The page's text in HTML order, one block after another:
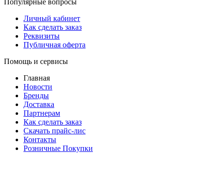
Популярные вопросы
Личный кабинет
Как сделать заказ
Реквизиты
Публичная оферта
Помощь и сервисы
Главная
Новости
Бренды
Доставка
Партнерам
Как сделать заказ
Скачать прайс-лис
Контакты
Розничные Покупки